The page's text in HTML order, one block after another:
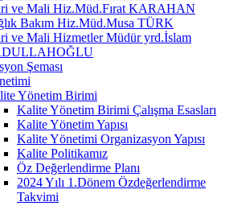
ve Mali Hiz.Müd.Fırat KARAHAN
Bakım Hiz.Müd.Musa TÜRK
ve Mali Hizmetler Müdür yrd.İslam
Şeması
Yönetim Birimi
Kalite Yönetim Birimi Çalışma Esasları
Kalite Yönetim Yapısı
Kalite Yönetimi Organizasyon Yapısı
Kalite Politikamız
Öz Değerlendirme Planı
2024 Yılı 1.Dönem Özdeğerlendirme
Takvimi